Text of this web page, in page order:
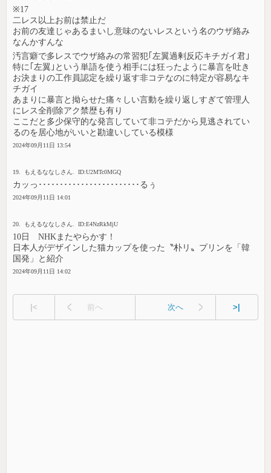
※17
二レス以上お前は禁止だ
お前の友達じゃあるまいし意味のないレスという名のウザ絡み
なんかすんな
汚言癖で多レスでウザ絡みの常習犯｢左翼過剰反応キチガイ君｣
特に｢左翼｣という単語を使う相手には狂ったように暴言を吐き
お決まりの工作員認定を繰り返す非コテなのに特定が容易なキ
チガイ
あまりに暴言と拗らせた痛々しい言動を繰り返しすぎて管理人
にレス全削除アク禁歴も有り
ここだと多少保守的な発言していて非コテだから見逃されてい
るのを居心地がいいと勘違いしている模様
2024年09月11日 13:54
19. もえるななしさん. ID:U2MTc0MGQ
カッっ････････････････････････るぅ
2024年09月11日 14:01
20. もえるななしさん. ID:E4NzRkMjU
10日 NHKまたやらかす！
日本人がデザインした猫カップを使った〝朴リ〟プリンを「韓
国発」と紹介
2024年09月11日 14:02
|< 前へ 次へ >|